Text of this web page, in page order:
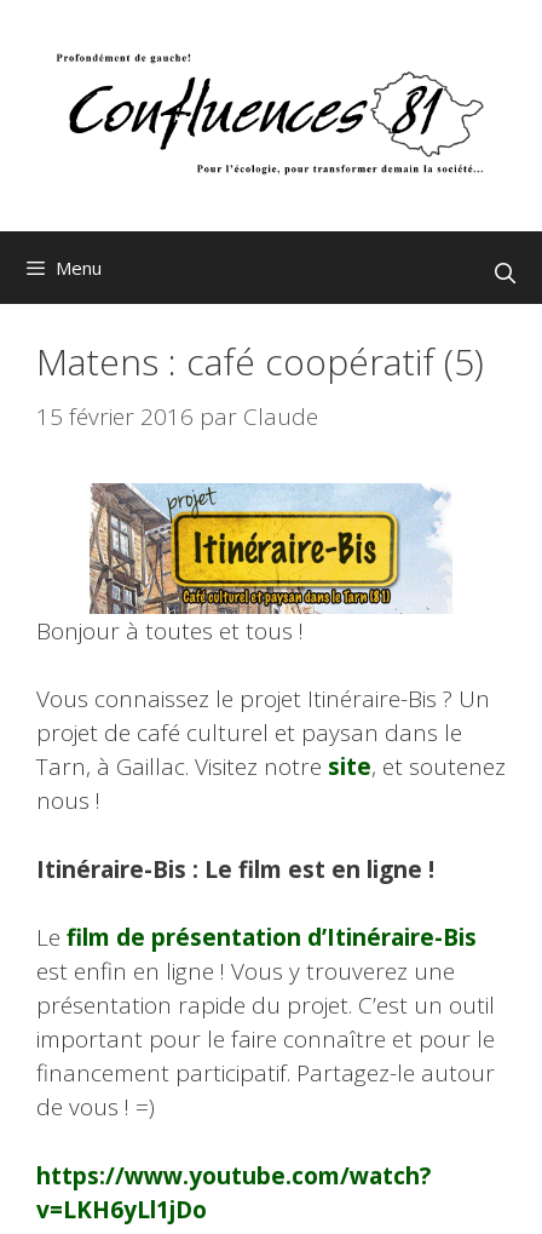
Menu
Matens : café coopératif (5)
15 février 2016 par Claude
Bonjour à toutes et tous !
Vous connaissez le projet Itinéraire-Bis ? Un
projet de café culturel et paysan dans le
Tarn, à Gaillac. Visitez notre site, et soutenez
nous !
Itinéraire-Bis : Le film est en ligne !
Le film de présentation d’Itinéraire-Bis
est enfin en ligne ! Vous y trouverez une
présentation rapide du projet. C’est un outil
important pour le faire connaître et pour le
financement participatif. Partagez-le autour
de vous ! =)
https://www.youtube.com/watch?
v=LKH6yLl1jDo